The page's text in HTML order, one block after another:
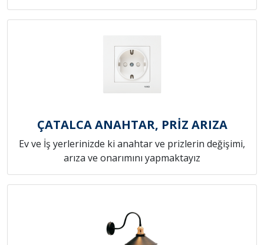
ÇATALCA ANAHTAR, PRİZ ARIZA
Ev ve İş yerlerinizde ki anahtar ve prizlerin değişimi,
arıza ve onarımını yapmaktayız